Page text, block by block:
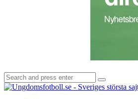
Search
for:
Search